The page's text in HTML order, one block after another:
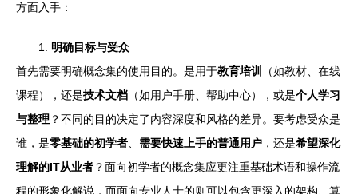
方面入手：
1. 明确目标与受众
首先需要明确概念集的使用目的。是用于教育培训
（如教材、在线
课程），还是技术文档 （如用户手册、帮助中心），或是个人学习
与整理 ？不同的目的决定了内容深度和风格的差异。要考虑受众是
谁，是零基础的初学者 需要快速上手的普通用户 ，还是希望深化
理解的IT从业者 ？面向初学者的概念集应更注重基础术语和操作流
程的形象化解说，而面向专业人士的则可以包含更深入的架构、算